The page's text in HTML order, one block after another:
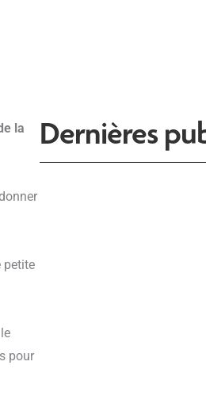
la
petite
pour
Dernières